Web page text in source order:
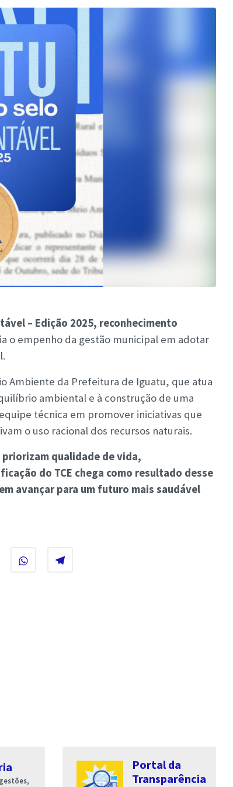
– Edição 2025, reconhecimento
o empenho da gestão municipal em adotar
Ambiente da Prefeitura de Iguatu, que atua
ambiental e à construção de uma
técnica em promover iniciativas que
o uso racional dos recursos naturais.
qualidade de vida,
do TCE chega como resultado desse
avançar para um futuro mais saudável
Portal da
Transparência